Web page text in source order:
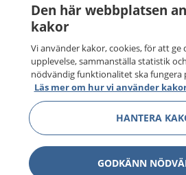
Den här webbplatsen
kakor
Vi använder kakor, cookies, för att ge
upplevelse, sammanställa statistik
nödvändig funktionalitet ska fungera
Läs mer om hur vi använder
HANTERA
GODKÄNN